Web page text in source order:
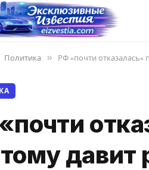
Политика » РФ «почти
давит